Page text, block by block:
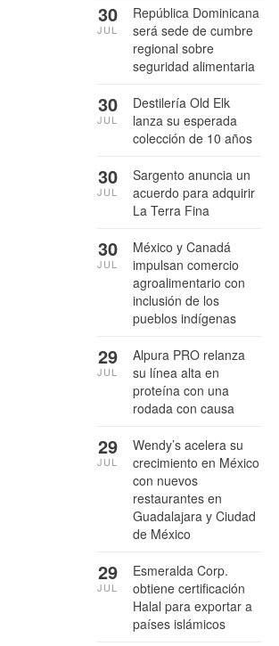
República Dominicana
será sede de cumbre
regional sobre
seguridad alimentaria
30
JUL
Destilería Old Elk
lanza su esperada
colección de 10 años
30
JUL
Sargento anuncia un
acuerdo para adquirir
La Terra Fina
30
JUL
México y Canadá
impulsan comercio
agroalimentario con
inclusión de los
pueblos indígenas
30
JUL
Alpura PRO relanza
su línea alta en
proteína con una
rodada con causa
29
JUL
Wendy’s acelera su
crecimiento en México
con nuevos
restaurantes en
Guadalajara y Ciudad
de México
29
JUL
Esmeralda Corp.
obtiene certificación
Halal para exportar a
países islámicos
29
JUL